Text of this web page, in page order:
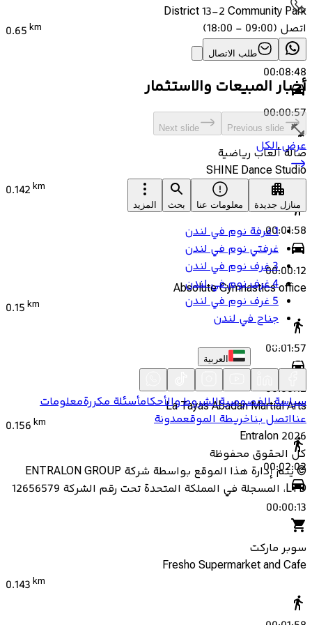
District 13-2 Community Park
0.65 km
00:08:48
00:00:57
صالة ألعاب رياضية
SHINE Dance Studio
0.142 km
00:01:58
00:00:12
Absolute Gymnastics office
0.15 km
00:01:57
00:00:12
La Tayas Abadan Martial Arts
0.156 km
00:02:02
00:00:13
سوبر ماركت
Fresho Supermarket and Cafe
0.143 km
اتصل (
09:00 - 18:00
)
طلب الاتصال
أخبار المبيعات والاستثمار
Previous slide
Next slide
عرض الكل
منازل جديدة معلومات عنا بحث المزيد
1 غرفة نوم في لندن
غرفتي نوم في لندن
3 غرف نوم في لندن
4 غرف نوم في لندن
5 غرف نوم في لندن
جناح في لندن
العربية
سياسة الخصوصيةالشروط والأحكامأسئلة مكررةمعلومات
عنااتصل بناخريطة الموقعمدونة
2026
كل الحقوق محفوظة
©
يتم إدارة هذا الموقع بواسطة شركة ENTRALON GROUP
LTD، المسجلة في المملكة المتحدة تحت رقم الشركة 12656579